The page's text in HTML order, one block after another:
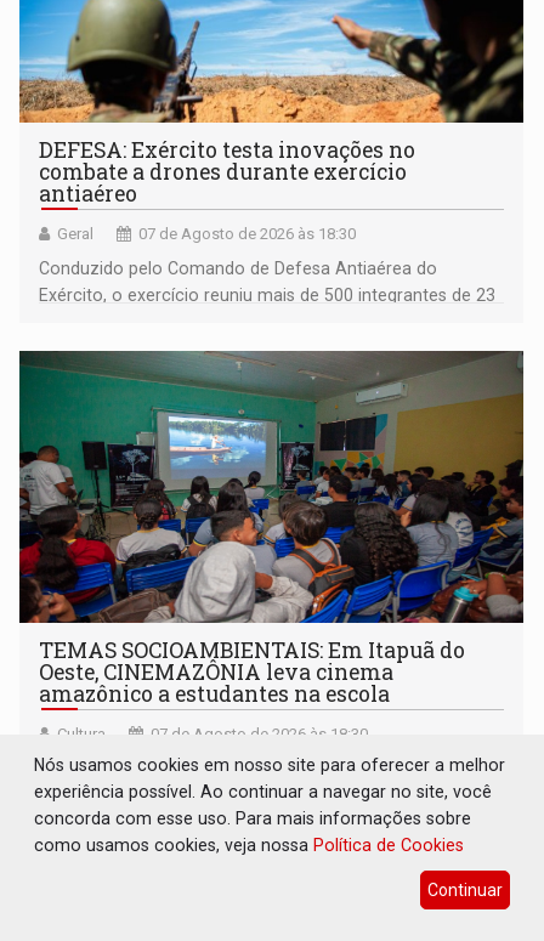
DEFESA: Exército testa inovações no
combate a drones durante exercício
antiaéreo
Geral 07 de Agosto de 2026 às 18:30
Conduzido pelo Comando de Defesa Antiaérea do
Exército, o exercício reuniu mais de 500 integrantes de 23
TEMAS SOCIOAMBIENTAIS: Em Itapuã do
Oeste, CINEMAZÔNIA leva cinema
amazônico a estudantes na escola
Cultura 07 de Agosto de 2026 às 18:30
CINEMAZÔNIA transforma escola em sala de cinema e
aproxima estudantes do audiovisual produzido na
Amazônia
Nós usamos cookies em nosso site para oferecer a melhor
experiência possível. Ao continuar a navegar no site, você
concorda com esse uso. Para mais informações sobre
como usamos cookies, veja nossa Política de Cookies
Continuar